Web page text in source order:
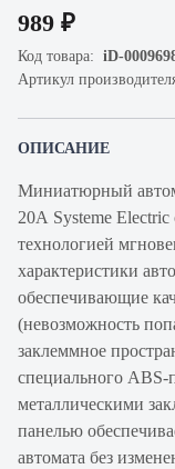
989 ₽
Код товара: iD-
Артикул
ОПИСАНИЕ
Миниатюрный
20А Systeme
технологией
характеристики
обеспечивающие
(невозможность
заклеммное
специального ABS-
металлическими
панелью
автомата без